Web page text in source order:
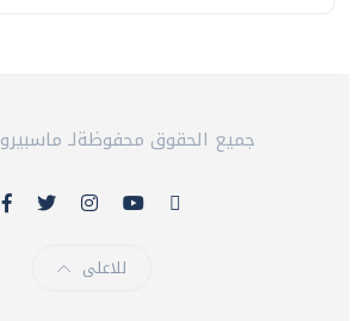
© 2026 جميع الحقوق محفوظةلـ ماسبيرو
للاعلى